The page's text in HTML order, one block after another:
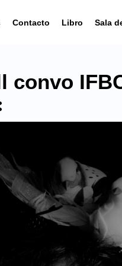
Contacto Libro Sala
convo